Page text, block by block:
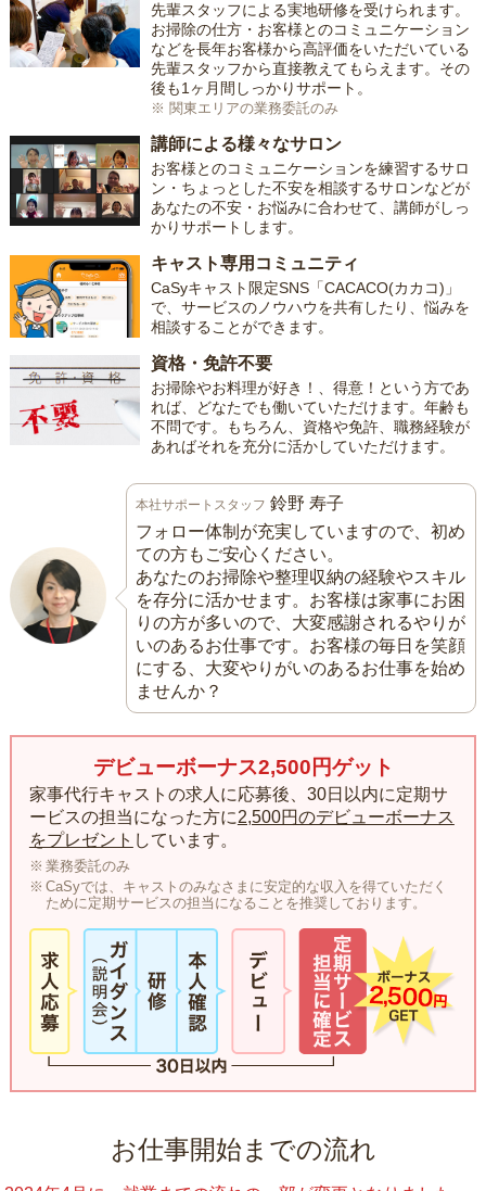
先輩スタッフによる実地研修を受けられます。
お掃除の仕方・お客様とのコミュニケーション
などを長年お客様から高評価をいただいている
先輩スタッフから直接教えてもらえます。その
後も1ヶ月間しっかりサポート。
※ 関東エリアの業務委託のみ
講師による様々なサロン
お客様とのコミュニケーションを練習するサロ
ン・ちょっとした不安を相談するサロンなどが
あなたの不安・お悩みに合わせて、講師がしっ
かりサポートします。
キャスト専用コミュニティ
CaSyキャスト限定SNS「CACACO(カカコ)」
で、サービスのノウハウを共有したり、悩みを
相談することができます。
資格・免許不要
お掃除やお料理が好き！、得意！という方であ
れば、どなたでも働いていただけます。年齢も
不問です。もちろん、資格や免許、職務経験が
あればそれを充分に活かしていただけます。
本社サポートスタッフ 鈴野 寿子
フォロー体制が充実していますので、初め
ての方もご安心ください。
あなたのお掃除や整理収納の経験やスキル
を存分に活かせます。お客様は家事にお困
りの方が多いので、大変感謝されるやりが
いのあるお仕事です。お客様の毎日を笑顔
にする、大変やりがいのあるお仕事を始め
ませんか？
デビューボーナス2,500円ゲット
家事代行キャストの求人に応募後、30日以内に定期サ
ービスの担当になった方に2,500円のデビューボーナス
をプレゼント しています。
業務委託のみ
CaSyでは、キャストのみなさまに安定的な収入を得ていただく
ために定期サービスの担当になることを推奨しております。
お仕事開始までの流れ